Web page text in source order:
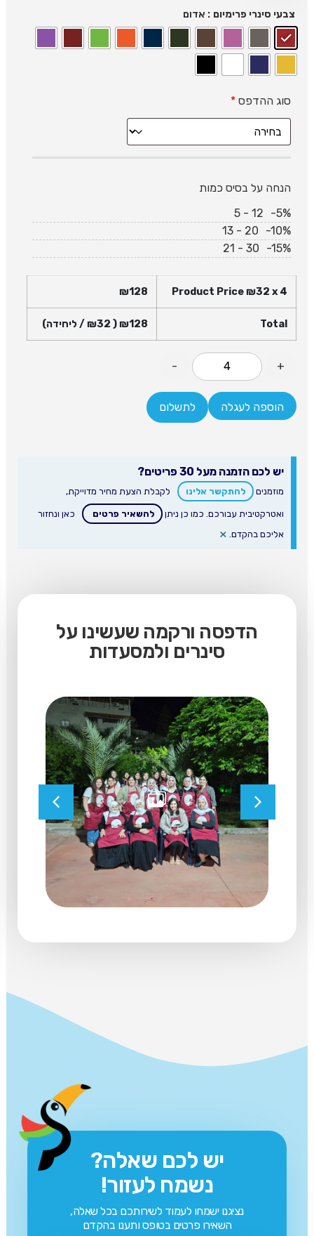
צבעי סינרי פרימיום : אדום
סוג ההדפס *
הנחה על בסיס כמות
5 - 12
-5%
13 - 20
-10%
21 - 30
-15%
Product Price ₪32 x 4
₪128
Total
₪128
( ₪
32 / ליחידה)
- +
הוספה לעגלה לתשלום
יש לכם הזמנה מעל 30 פריטים?
מוזמנים להתקשר אלינו לקבלת הצעת מחיר מדוייקת,
ואטרקטיבית עבורכם. כמו כן ניתן להשאיר פרטים
כאן ונחזור
אליכם בהקדם. ×
הדפסה ורקמה שעשינו על
סינרים ולמסעדות
יש לכם שאלה?
נשמח לעזור!
נציגנו ישמחו לעמוד לשירותכם בכל שאלה,
השאירו פרטים בטופס ותענו בהקדם